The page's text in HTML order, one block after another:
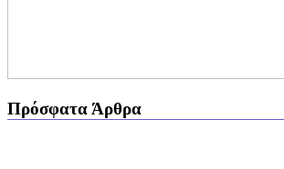
Πρόσφατα Άρθρα